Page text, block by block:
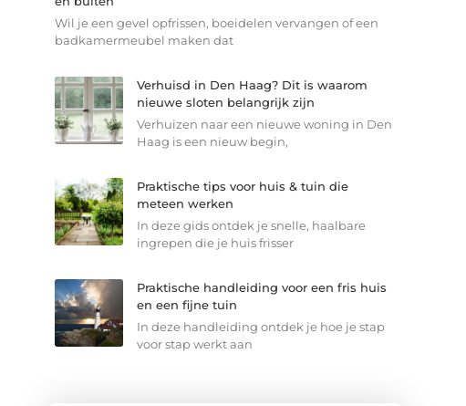
Wil je een gevel opfrissen, boeidelen vervangen of een
badkamermeubel maken dat
Verhuisd in Den Haag? Dit is waarom
nieuwe sloten belangrijk zijn
Verhuizen naar een nieuwe woning in Den
Haag is een nieuw begin,
Praktische tips voor huis & tuin die
meteen werken
In deze gids ontdek je snelle, haalbare
ingrepen die je huis frisser
Praktische handleiding voor een fris huis
en een fijne tuin
In deze handleiding ontdek je hoe je stap
voor stap werkt aan